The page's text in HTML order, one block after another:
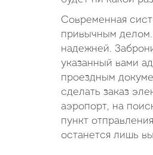
Современная
привычным
надежней.
указанный вами
проездным
сделать заказ
аэропорт, на
пункт
останется лишь